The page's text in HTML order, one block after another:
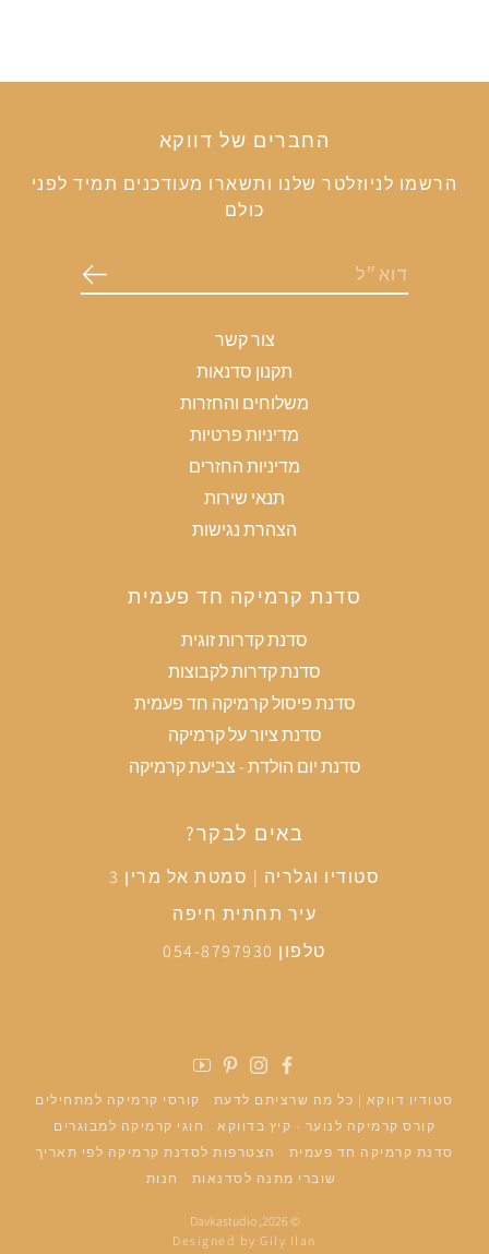
החברים של דווקא
הרשמו לניוזלטר שלנו ותשארו מעודכנים תמיד לפני
כולם
צור קשר
תקנון סדנאות
משלוחים והחזרות
מדיניות פרטיות
מדיניות החזרים
תנאי שירות
הצהרת נגישות
סדנת קרמיקה חד פעמית
סדנת קדרות זוגית
סדנת קדרות לקבוצות
סדנת פיסול קרמיקה חד פעמית
סדנת ציור על קרמיקה
סדנת יום הולדת - צביעת קרמיקה
באים לבקר?
סטודיו וגלריה | סמטת אל מרין 3
עיר תחתית חיפה
טלפון 054-8797930
סטודיו דווקא | כל מה שרציתם לדעת
קורסי קרמיקה למתחילים
קורס קרמיקה לנוער - קיץ בדווקא
חוגי קרמיקה למבוגרים
סדנת קרמיקה חד פעמית
הצטרפות לסדנת קרמיקה לפי תאריך
שוברי מתנה לסדנאות
חנות
© 2026,
Davkastudio
Designed by Gily Ilan